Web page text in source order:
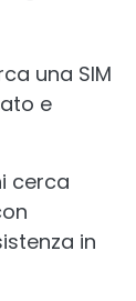
una SIM
e
cerca
in